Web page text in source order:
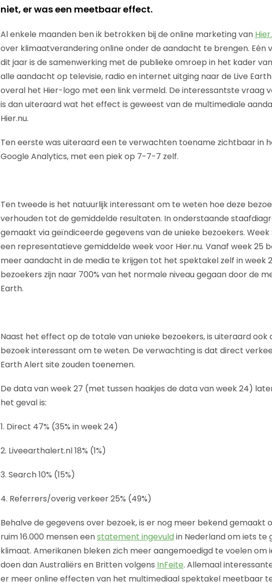
niet, er was een meetbaar effect.
Al enkele maanden ben ik betrokken bij de online marketing van
over klimaatverandering online onder de aandacht te brengen. Eén
dit jaar is de samenwerking met de publieke omroep in het kader
alle aandacht op televisie, radio en internet uitging naar de Live
overal het Hier-logo met een link vermeld. De interessantste vraag
is dan uiteraard wat het effect is geweest van de multimediale
Hier.nu.
Ten eerste was uiteraard een te verwachten toename zichtbaar in
Google Analytics, met een piek op 7-7-7 zelf.
Ten tweede is het natuurlijk interessant om te weten hoe deze
verhouden tot de gemiddelde resultaten. In onderstaande
gemaakt via geïndiceerde gegevens van de unieke bezoekers. Week
een representatieve gemiddelde week voor Hier.nu. Vanaf week 25
meer aandacht in de media te krijgen tot het spektakel zelf in week
bezoekers zijn naar 700% van het normale niveau gegaan door de
Earth.
Naast het effect op de totale van unieke bezoekers, is uiteraard ook
bezoek interessant om te weten. De verwachting is dat direct
Earth Alert site zouden toenemen.
De data van week 27 (met tussen haakjes de data van week 24)
het geval is:
1. Direct 47% (35% in week 24)
2. Liveearthalert.nl 18% (1%)
3. Search 10% (15%)
4. Referrers/overig verkeer 25% (49%)
Behalve de gegevens over bezoek, is er nog meer bekend gemaakt
ruim 16.000 mensen eenstatement ingevuld in Nederland om iets te
klimaat. Amerikanen bleken zich meer aangemoedigd te voelen om
doen dan Australiërs en Britten volgens InFeite. Allemaal
er meer online effecten van het multimediaal spektakel meetbaar